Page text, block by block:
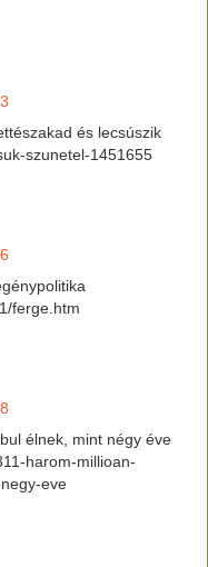
és lecsúszik
szunetel-1451655
ferge.htm
élnek, mint négy éve
harom-millioan-
eve